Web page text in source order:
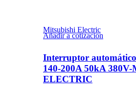
Mitsubishi Electric
Añadir a cotizacion
Interruptor
140-200A 50kA
ELECTRIC